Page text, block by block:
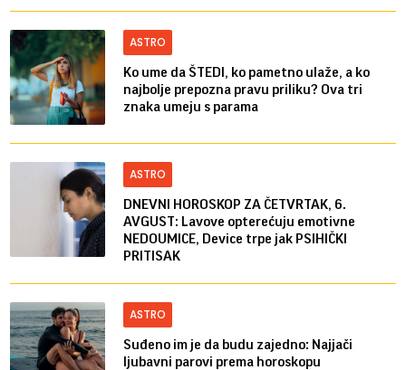
ASTRO
Ko ume da ŠTEDI, ko pametno ulaže, a ko
najbolje prepozna pravu priliku? Ova tri
znaka umeju s parama
ASTRO
DNEVNI HOROSKOP ZA ČETVRTAK, 6.
AVGUST: Lavove opterećuju emotivne
NEDOUMICE, Device trpe jak PSIHIČKI
PRITISAK
ASTRO
Suđeno im je da budu zajedno: Najjači
ljubavni parovi prema horoskopu